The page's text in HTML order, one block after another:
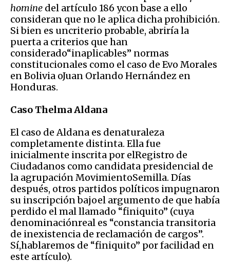
homine del artículo 186 ycon base a ello
consideran que no le aplica dicha prohibición.
Si bien es uncriterio probable, abriría la
puerta a criterios que han
considerado“inaplicables” normas
constitucionales como el caso de Evo Morales
en Bolivia oJuan Orlando Hernández en
Honduras.
Caso Thelma Aldana
El caso de Aldana es denaturaleza
completamente distinta. Ella fue
inicialmente inscrita por elRegistro de
Ciudadanos como candidata presidencial de
la agrupación MovimientoSemilla. Días
después, otros partidos políticos impugnaron
su inscripción bajoel argumento de que había
perdido el mal llamado “finiquito” (cuya
denominaciónreal es “constancia transitoria
de inexistencia de reclamación de cargos”.
Sí,hablaremos de “finiquito” por facilidad en
este artículo).